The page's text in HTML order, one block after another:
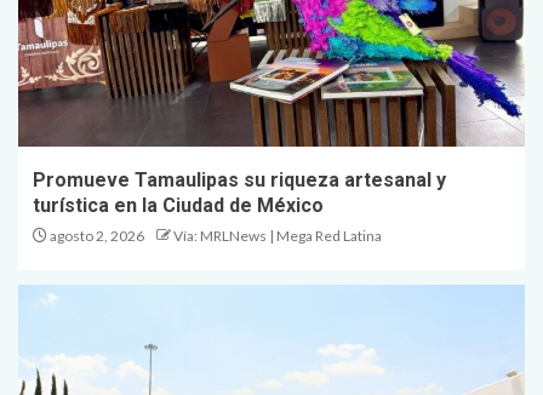
Promueve Tamaulipas su riqueza artesanal y
turística en la Ciudad de México
agosto 2, 2026 Vía: MRLNews | Mega Red Latina